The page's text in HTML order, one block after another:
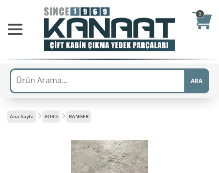
0
ARA
Ana Sayfa FORD RANGER